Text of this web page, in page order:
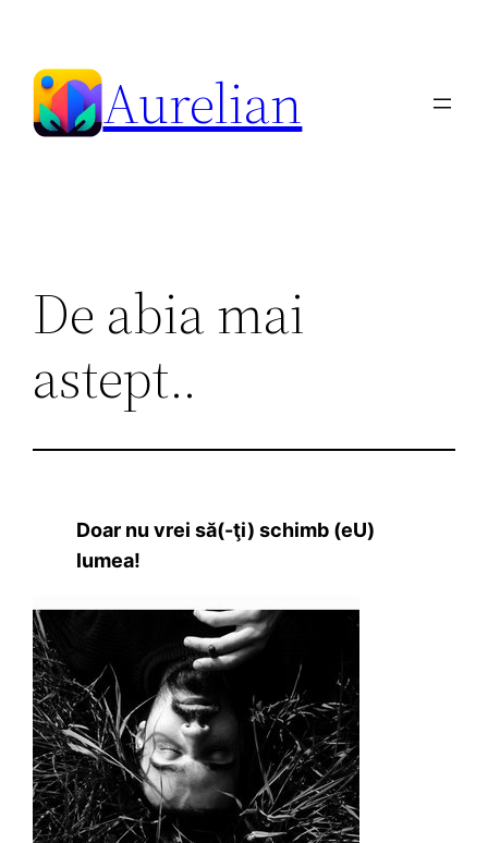
content
Aurelian
De abia mai
astept..
Doar nu vrei să(-ţi) schimb (eU)
lumea!